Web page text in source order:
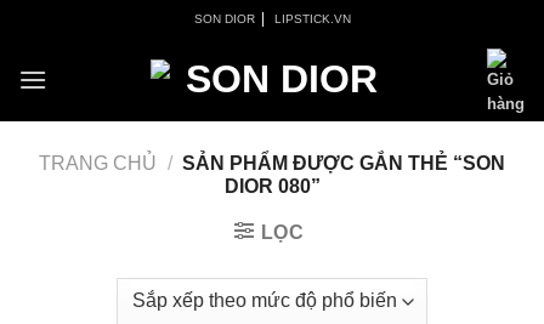
content
SON DIOR | LIPSTICK.VN
TRANG CHỦ / SẢN PHẨM ĐƯỢC GẮN THẺ “SON
DIOR 080”
LỌC